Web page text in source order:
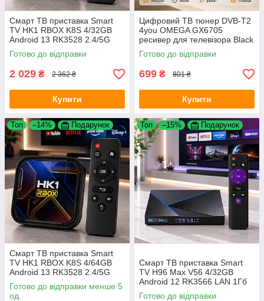
Смарт ТВ приставка Smart
TV HK1 RBOX K8S 4/32GB
Android 13 RK3528 2.4/5G
V5.1 для телевізора
Готово до відправки
2 029 ₴ 2 362 ₴
Купити
Цифровий ТВ тюнер DVB-T2
4you OMEGA GX6705
ресивер для телевізора Black
Готово до відправки
699 ₴ 801 ₴
Купити
Топ –14% Подарунок
Смарт ТВ приставка Smart
TV HK1 RBOX K8S 4/64GB
Android 13 RK3528 2.4/5G
V5.1 для телевізора
Готово до відправки менше 5
од.
Топ –15% Подарунок
Смарт ТВ приставка Smart
TV H96 Max V56 4/32GB
Android 12 RK3566 LAN 1Гб
DDR4 для телевізора
Готово до відправки